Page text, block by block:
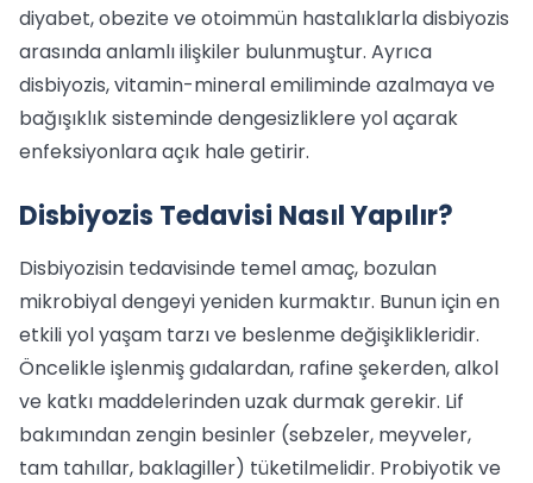
diyabet, obezite ve otoimmün hastalıklarla disbiyozis
arasında anlamlı ilişkiler bulunmuştur. Ayrıca
disbiyozis, vitamin-mineral emiliminde azalmaya ve
bağışıklık sisteminde dengesizliklere yol açarak
enfeksiyonlara açık hale getirir.
Disbiyozis Tedavisi Nasıl Yapılır?
Disbiyozisin tedavisinde temel amaç, bozulan
mikrobiyal dengeyi yeniden kurmaktır. Bunun için en
etkili yol yaşam tarzı ve beslenme değişiklikleridir.
Öncelikle işlenmiş gıdalardan, rafine şekerden, alkol
ve katkı maddelerinden uzak durmak gerekir. Lif
bakımından zengin besinler (sebzeler, meyveler,
tam tahıllar, baklagiller) tüketilmelidir. Probiyotik ve